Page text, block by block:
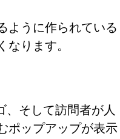
ように作られている
ります。
、そして訪問者が人
ポップアップが表示